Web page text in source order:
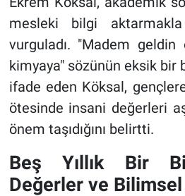
mesleki bilgi aktarmakla
vurguladı. "Madem geldin
kimyaya" sözünün eksik bir
ifade eden Köksal,
ötesinde insani değerleri
önem taşıdığını belirtti.
Beş Yıllık Bir
Değerler ve Bilimsel